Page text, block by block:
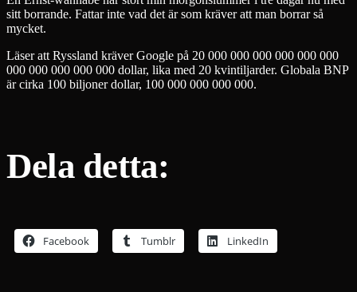
sitt borrande. Fattar inte vad det är som kräver att man borrar så
mycket.
Läser att Ryssland kräver Google på 20 000 000 000 000 000 000
000 000 000 000 000 dollar, lika med 20 kvintiljarder. Globala BNP
är cirka 100 biljoner dollar, 100 000 000 000 000.
Dela detta:
Facebook Tumblr LinkedIn